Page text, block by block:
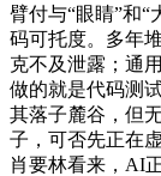
臂付与“眼睛”和“
码可托度。多年
克不及泄露；通
做的就是代码测
其落子麓谷，但
子，可否先正在
肖要林看来，AI